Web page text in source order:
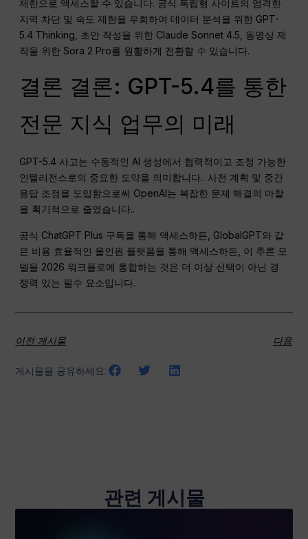
제한으로 액세스할 수 있습니다. 공식 독립형 사이트의 엄격한
지역 차단 및 속도 제한을 우회하여 데이터 분석을 위한 GPT-
5.4 Thinking, 초안 작성을 위한 Claude Sonnet 4.5, 동영상 제
작을 위한 Sora 2 Pro를 원활하게 전환할 수 있습니다.
결론 결론: GPT-5.4를 통한
전문 지식 업무의 미래
GPT-5.4 사고는 수동적인 AI 생성에서 협력적이고 조정 가능한
인텔리전스로의 중요한 도약을 의미합니다.. 사전 계획 및 중간
응답 조정을 도입함으로써 OpenAI는 복잡한 문제 해결의 마찰
을 획기적으로 줄였습니다..
공식 ChatGPT Plus 구독을 통해 액세스하든, GlobalGPT와 같
은 비용 효율적인 올인원 플랫폼을 통해 액세스하든, 이 추론 모
델을 2026 워크플로에 통합하는 것은 더 이상 선택이 아닌 경
쟁력 있는 필수 요소입니다.
이전 게시물 다음
게시물을 공유하세요:
관련 게시물